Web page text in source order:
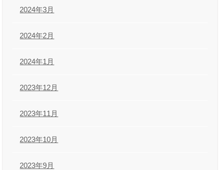
2024年3月
2024年2月
2024年1月
2023年12月
2023年11月
2023年10月
2023年9月